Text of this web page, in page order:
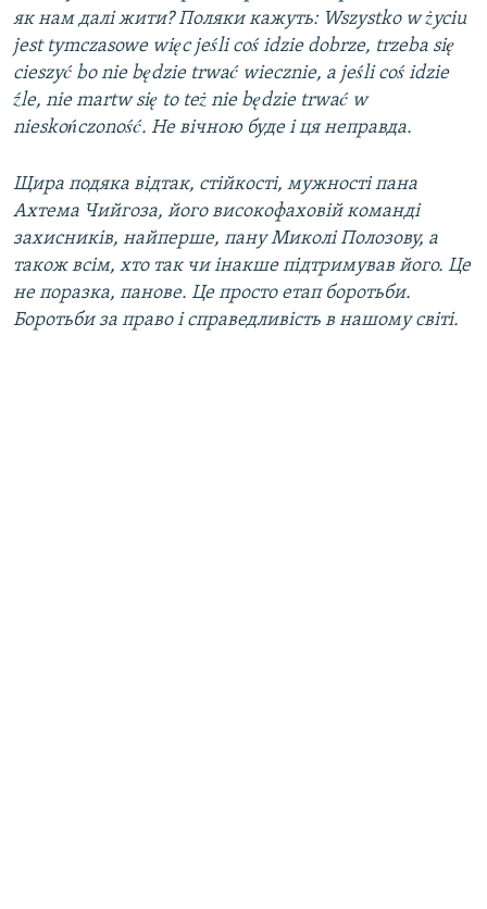
як нам далі жити? Поляки кажуть: Wszystko w życiu
jest tymczasowe więc jeśli coś idzie dobrze, trzeba się
cieszyć bo nie będzie trwać wiecznie, a jeśli coś idzie
źle, nie martw się to też nie będzie trwać w
nieskończoność. Не вічною буде і ця неправда.
Щира подяка відтак, стійкості, мужності пана
Ахтема Чийгоза, його високофаховій команді
захисників, найперше, пану Миколі Полозову, а
також всім, хто так чи інакше підтримував його. Це
не поразка, панове. Це просто етап боротьби.
Боротьби за право і справедливість в нашому світі.